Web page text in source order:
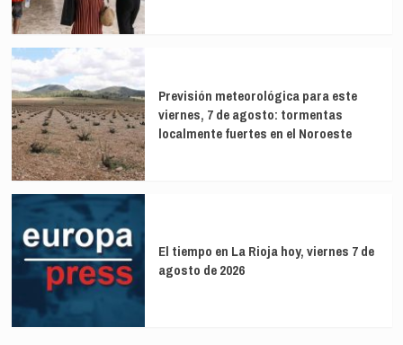
Previsión meteorológica para este
viernes, 7 de agosto: tormentas
localmente fuertes en el Noroeste
El tiempo en La Rioja hoy, viernes 7 de
agosto de 2026